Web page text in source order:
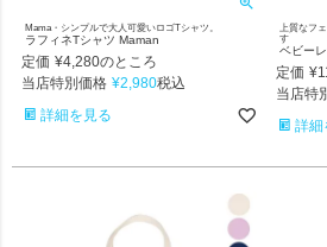
Mama・シンプルで大人可愛いロゴTシャツ。
ラフィネTシャツ Maman
定価 ¥4,280のところ
当店特別価格 ¥2,980税込
詳細を見る
上質なフ
す
ベビー
定価 ¥
当店特
詳細